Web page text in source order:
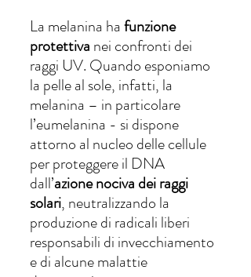
La melanina ha funzione
protettiva nei confronti dei
raggi UV. Quando esponiamo
la pelle al sole, infatti, la
melanina – in particolare
l’eumelanina - si dispone
attorno al nucleo delle cellule
per proteggere il DNA
dall’azione nociva dei raggi
solari, neutralizzando la
produzione di radicali liberi
responsabili di invecchiamento
e di alcune malattie